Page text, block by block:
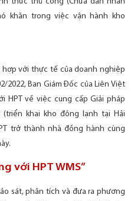
khăn trong việc vận hành kho
với thực tế của doanh nghiệp
2022, Ban Giám Đốc của Liên Việt
HPT về việc cung cấp Giải pháp
(triển khai kho đông lạnh tại Hải
trở thành nhà đồng hành cùng
với HPT WMS”
sát, phân tích và đưa ra phương